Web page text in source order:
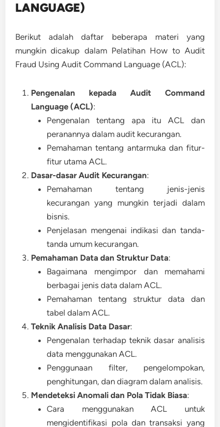
LANGUAGE)
Berikut adalah daftar beberapa materi yang
mungkin dicakup dalam Pelatihan How to Audit
Fraud Using Audit Command Language (ACL):
Pengenalan kepada Audit Command
Language (ACL):
Pengenalan tentang apa itu ACL dan
peranannya dalam audit kecurangan.
Pemahaman tentang antarmuka dan fitur-
fitur utama ACL.
Dasar-dasar Audit Kecurangan:
Pemahaman tentang jenis-jenis
kecurangan yang mungkin terjadi dalam
bisnis.
Penjelasan mengenai indikasi dan tanda-
tanda umum kecurangan.
Pemahaman Data dan Struktur Data:
Bagaimana mengimpor dan memahami
berbagai jenis data dalam ACL.
Pemahaman tentang struktur data dan
tabel dalam ACL.
Teknik Analisis Data Dasar:
Pengenalan terhadap teknik dasar analisis
data menggunakan ACL.
Penggunaan filter, pengelompokan,
penghitungan, dan diagram dalam analisis.
Mendeteksi Anomali dan Pola Tidak Biasa:
Cara menggunakan ACL untuk
mengidentifikasi pola dan transaksi yang